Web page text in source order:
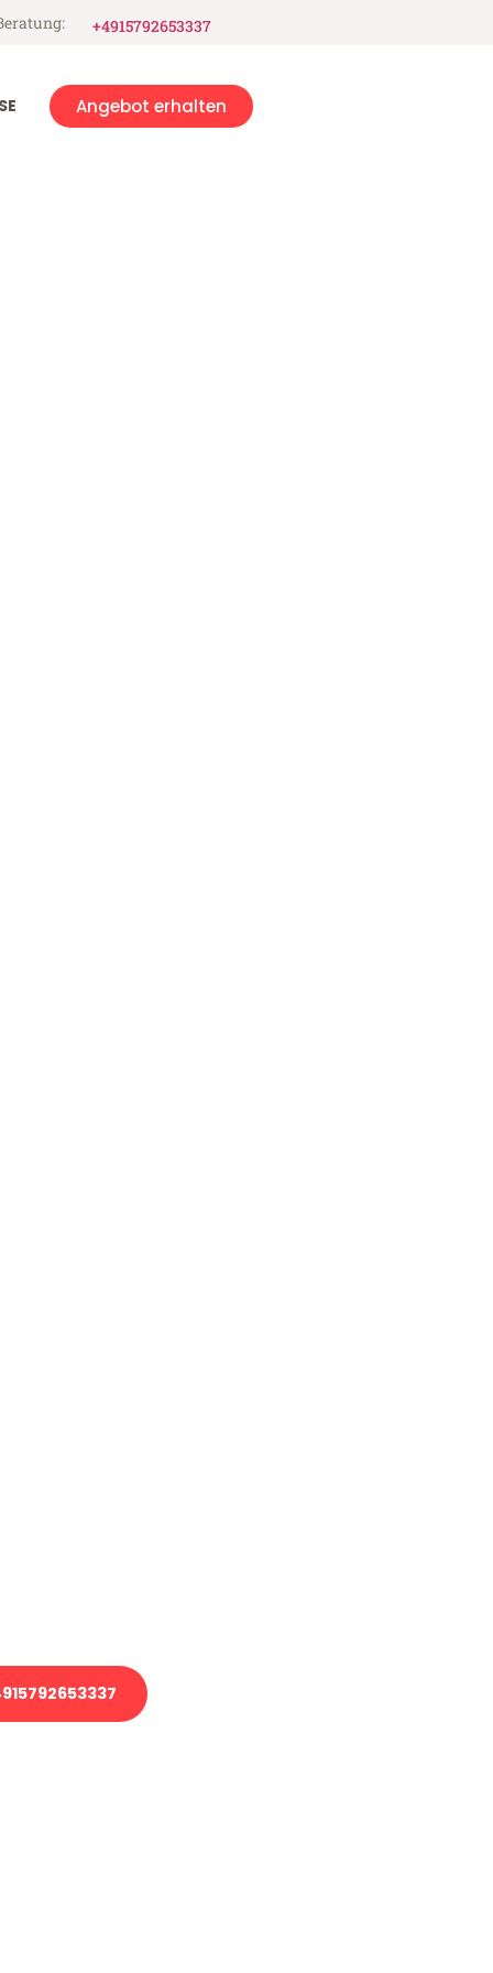
+4915792653337
Angebot erhalten